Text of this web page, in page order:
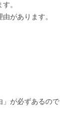
。
があります。
」が必ずあるので